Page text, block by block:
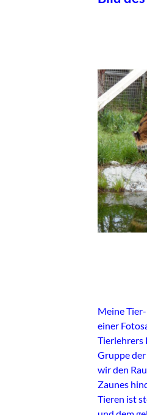
Meine
einer
Tierlehrers
Gruppe
wir den
Zaunes
Tieren ist